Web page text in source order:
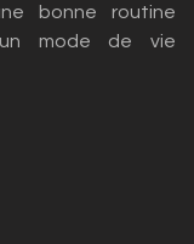
bonne routine
mode de vie